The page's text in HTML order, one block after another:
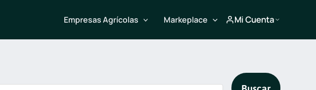
Empresas Agrícolas Markeplace Mi Cuenta